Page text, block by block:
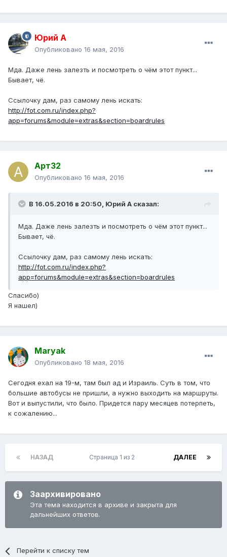
Юрий А
Опубликовано 16 мая, 2016
Мда. Даже лень залезть и посмотреть о чём этот пункт...
Бывает, чё.
Ссылочку дам, раз самому лень искать:
http://fot.com.ru/index.php?
app=forums&module=extras&section=boardrules
Арт32
Опубликовано 16 мая, 2016
В 16.05.2016 в 20:50, Юрий А сказал:
Мда. Даже лень залезть и посмотреть о чём этот пункт...
Бывает, чё.
Ссылочку дам, раз самому лень искать:
http://fot.com.ru/index.php?
app=forums&module=extras&section=boardrules
Спасибо)
Я нашел)
Maryak
Опубликовано 18 мая, 2016
Сегодня ехал на 19-м, там был ад и Израиль. Суть в том, что
большие автобусы не пришли, а нужно выходить на маршруты.
Вот и выпустили, что было. Придется пару месяцев потерпеть,
к сожалению...
НАЗАД ДАЛЕЕ
Страница 1 из 2
Заархивировано
Эта тема находится в архиве и закрыта для
дальнейших ответов.
Перейти к списку тем